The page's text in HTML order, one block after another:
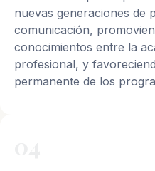
nuevas generaciones de
comunicación,
conocimientos entre la
profesional, y
permanente de los